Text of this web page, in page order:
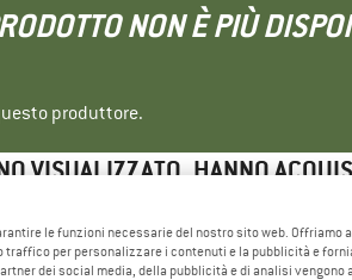
NON È PIÙ
produttore.
VISUALIZZATO, HANNO
le funzioni necessarie del nostro sito web. Offriamo
per personalizzare i contenuti e la pubblicità e
dei social media, della pubblicità e di analisi vengono